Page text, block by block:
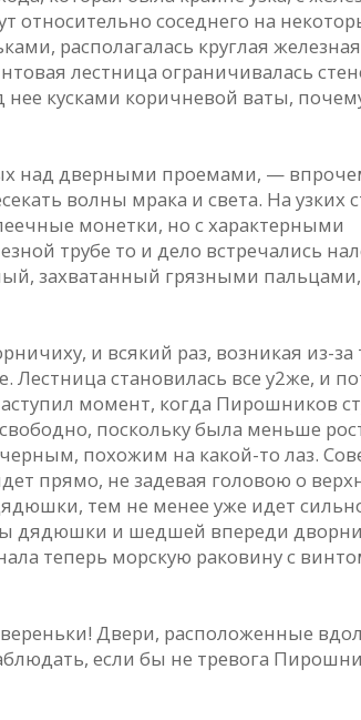
соседнего на
располагалась круглая
лестница ограничивалась
кусками коричневой ваты,
над дверными проемами, —
волны мрака и света. На узких
монетки, но с характерными
трубе то и дело встречались
захватанный грязными
и всякий раз, возникая из-за
становилась все у2же, и
момент, когда Пирошников
поскольку была меньше
похожим на какой-то лаз.
прямо, не задевая головою о
тем не менее уже идет
дядюшки и шедшей впереди
теперь морскую раковину с
Двери, расположенные
если бы не тревога